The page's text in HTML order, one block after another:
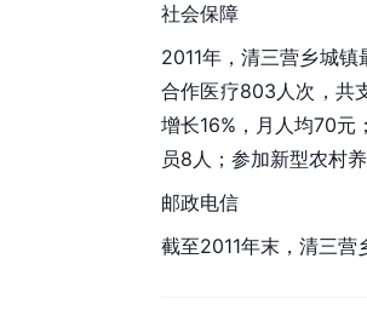
社会保障
2011年，清三营乡城
合作医疗803人次，共
增长16%，月人均70元
员8人；参加新型农村
邮政电信
截至2011年末，清三